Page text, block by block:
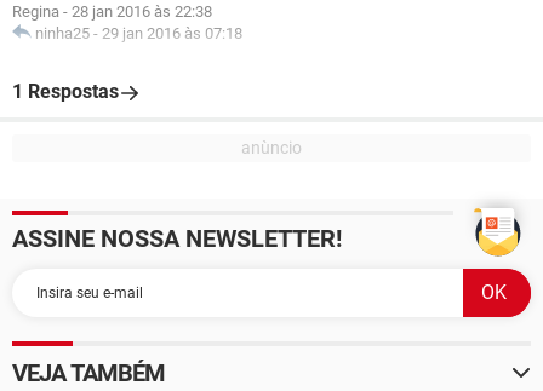
Regina - 28 jan 2016 às 22:38
ninha25 - 29 jan 2016 às 07:18
1 Respostas
ASSINE NOSSA NEWSLETTER!
VEJA TAMBÉM